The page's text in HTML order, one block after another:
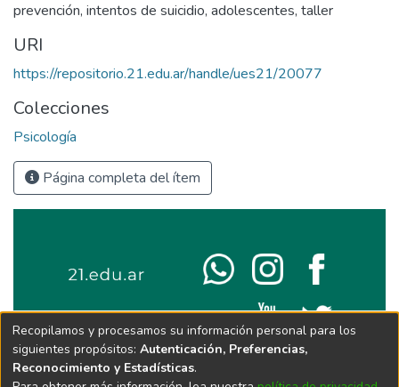
prevención, intentos de suicidio, adolescentes, taller
URI
https://repositorio.21.edu.ar/handle/ues21/20077
Colecciones
Psicología
Página completa del ítem
Recopilamos y procesamos su información personal para los
siguientes propósitos: Autenticación, Preferencias,
Reconocimiento y Estadísticas.